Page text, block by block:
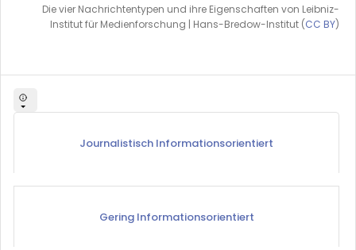
Die vier Nachrichtentypen und ihre Eigenschaften von Leibniz-
Institut für Medienforschung | Hans-Bredow-Institut (CC BY)
Journalistisch Informationsorientiert
Gering Informationsorientiert